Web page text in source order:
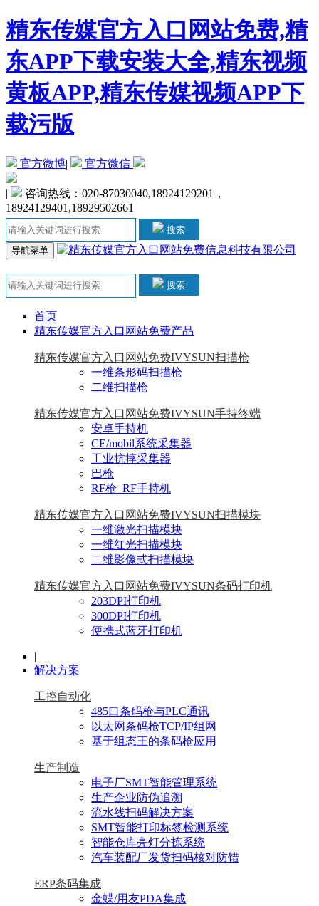
精东传媒官方入口网站免费,精
东APP下载安装大全,精东视频
黄板APP,精东传媒视频APP下
载污版
官方微博| 官方微信
|
咨询热线：020-87030040,18924129201，
18924129401,18929502661
搜索
导航菜单
搜索
首页
精东传媒官方入口网站免费产品
精东传媒官方入口网站免费IVYSUN扫描枪
一维条形码扫描枪
二维扫描枪
精东传媒官方入口网站免费IVYSUN手持终端
安卓手持机
CE/mobil系统采集器
工业抗摔采集器
巴枪
RF枪_RF手持机
精东传媒官方入口网站免费IVYSUN扫描模块
一维激光扫描模块
一维红光扫描模块
二维影像式扫描模块
精东传媒官方入口网站免费IVYSUN条码打印机
203DPI打印机
300DPI打印机
便携式蓝牙打印机
|
解决方案
工控自动化
485口条码枪与PLC通讯
以太网条码枪TCP/IP组网
基于组态王的条码枪应用
生产制造
电子厂SMT智能管理系统
生产企业防伪追溯
流水线扫码解决方案
SMT智能打印标签检测系统
智能仓库亮灯分拣系统
汽车装配厂发货扫码核对防错
ERP条码集成
金蝶/用友PDA集成